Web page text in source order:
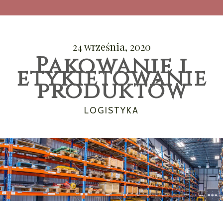
24 września, 2020
Pakowanie i
etykietowanie
produktów
CATEGORIES
LOGISTYKA